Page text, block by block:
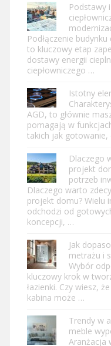
Podstawy
Podłączenie
to kluczowy etap
dostawy energii
ciepłowniczego …
Istotny
AGD, to głównie
pomagają w
takich jak gotowanie,
Dlaczego
projekt
potrzeb
Dlaczego warto
projekt domu? Wielu
odchodzi od
koncepcji, …
Jak
metrażu i
Wybór
kluczowy krok w
łazienki. Czy wiesz,
kabina może …
Trendy w
meble
Aranżacja